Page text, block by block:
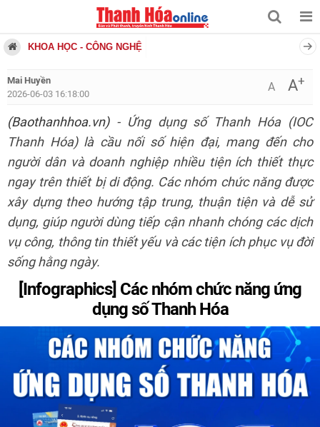
KHOA HỌC - CÔNG NGHỆ
Mai Huyền
2026-06-03 16:18:00
A A+
(Baothanhhoa.vn)- Ứng dụng số Thanh Hóa (IOC
Thanh Hóa) là cầu nối số hiện đại, mang đến cho
người dân và doanh nghiệp nhiều tiện ích thiết thực
ngay trên thiết bị di động. Các nhóm chức năng được
xây dựng theo hướng tập trung, thuận tiện và dễ sử
dụng, giúp người dùng tiếp cận nhanh chóng các dịch
vụ công, thông tin thiết yếu và các tiện ích phục vụ đời
sống hằng ngày.
[Infographics] Các nhóm chức năng ứng
dụng số Thanh Hóa